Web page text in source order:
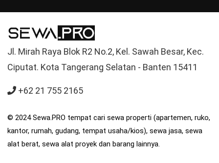
Jl. Mirah Raya Blok R2 No.2, Kel. Sawah Besar, Kec.
Ciputat. Kota Tangerang Selatan - Banten 15411
+62 21 755 2165
© 2024 Sewa.PRO tempat cari sewa properti (apartemen, ruko,
kantor, rumah, gudang, tempat usaha/kios), sewa jasa, sewa
alat berat, sewa alat proyek dan barang lainnya.